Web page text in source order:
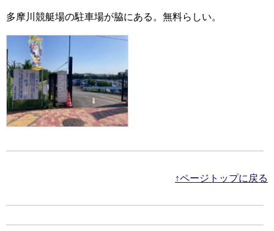
多摩川競艇場の駐車場が脇にある。無料らしい。
↑ページトップに戻る